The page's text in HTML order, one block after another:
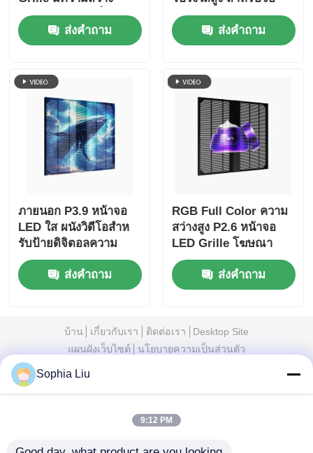
5500cd และกันน้ํา IP67
สําหรับร้านค้าปลีก
ส่งคำถาม
โฆษณากลางแจ้ง
ส่งคำถาม
ภายนอก P3.9 หน้าจอ
LED ใส ผนังวิดีโอสําห
รับป้ายดิจิตอลความ
ละเอียดสูง
ส่งคำถาม
RGB Full Color ความ
สว่างสูง P2.6 หน้าจอ
LED Grille โฆษณา
หน้าต่างเชิงพาณิชย์
สำหรับร้านค้าปลีกและ
ร้านขายเครื่องประดับ
ส่งคำถาม
บ้าน เกี่ยวกับเรา ติดต่อเรา
Desktop Site
แผนผังเว็บไซต์
นโยบายความเป็นส่วนตัว
จีน.Copyright © 2026 Shenzhen Xinhe Lighting
Sophia Liu
9:12 PM